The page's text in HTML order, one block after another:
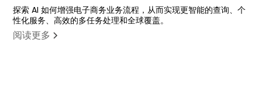
探索 AI 如何增强电子商务业务流程，从而实现更智能的查询、个
性化服务、高效的多任务处理和全球覆盖。
阅读更多